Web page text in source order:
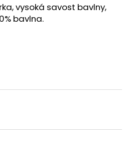
vysoká savost bavlny,
bavlna.